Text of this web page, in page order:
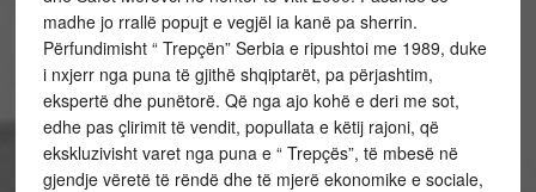
madhe jo rrallë popujt e vegjël ia kanë pa sherrin.
Përfundimisht “ Trepçën” Serbia e ripushtoi me 1989, duke
i nxjerr nga puna të gjithë shqiptarët, pa përjashtim,
ekspertë dhe punëtorë. Që nga ajo kohë e deri me sot,
edhe pas çlirimit të vendit, popullata e këtij rajoni, që
ekskluzivisht varet nga puna e “ Trepçës”, të mbesë në
gjendje vëretë të rëndë dhe të mjerë ekonomike e sociale,